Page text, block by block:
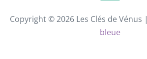
Copyright © 2026 Les Clés de Vénus |
bleue